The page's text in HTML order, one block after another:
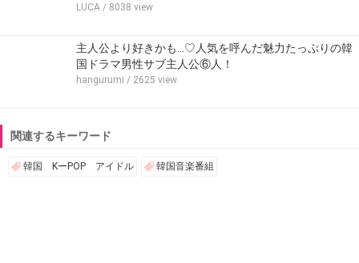
LUCA / 8038 view
主人公より好きかも…♡人気を呼んだ魅力たっぷりの韓
国ドラマ男性サブ主人公⑥人！
hangurumi / 2625 view
関連するキーワード
韓国 KーPOP アイドル 韓国音楽番組